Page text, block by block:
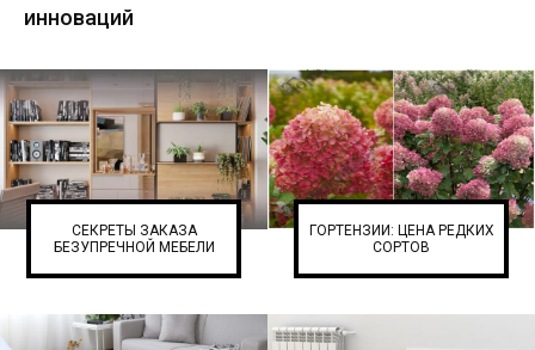
инноваций
СЕКРЕТЫ ЗАКАЗА
БЕЗУПРЕЧНОЙ МЕБЕЛИ
ГОРТЕНЗИИ: ЦЕНА РЕДКИХ
СОРТОВ